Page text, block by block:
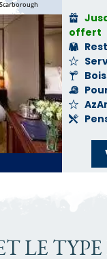
offert
LE